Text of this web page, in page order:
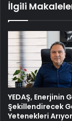
İlgili
YEDAŞ, Enerjinin
Şekillendirecek
Yetenekleri Arıyor